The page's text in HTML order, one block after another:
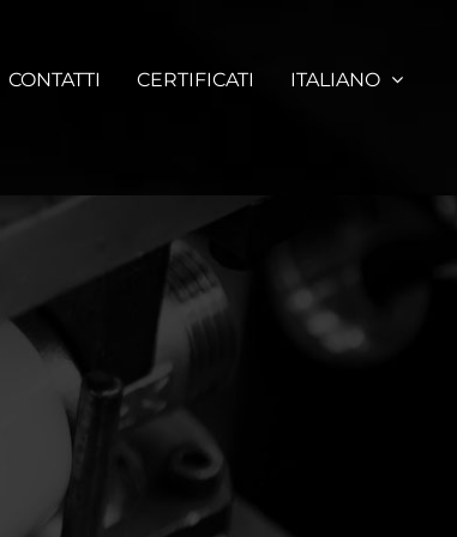
CONTATTI CERTIFICATI ITALIANO